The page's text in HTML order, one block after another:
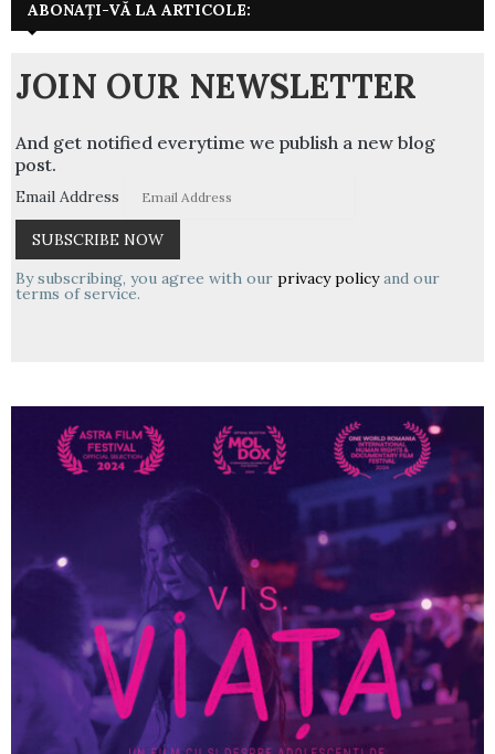
ABONAȚI-VĂ LA ARTICOLE:
JOIN OUR NEWSLETTER
And get notified everytime we publish a new blog
post.
Email Address
By subscribing, you agree with our privacy policyand our
terms of service.